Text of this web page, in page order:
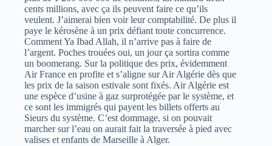
cents millions, avec ça ils peuvent faire ce qu’ils
veulent. J’aimerai bien voir leur comptabilité. De plus il
paye le kérosène à un prix défiant toute concurrence.
Comment Ya Ibad Allah, il n’arrive pas à faire de
l’argent. Poches trouées oui, un jour ça sortira comme
un boomerang. Sur la politique des prix, évidemment
Air France en profite et s’aligne sur Air Algérie dès que
les prix de la saison estivale sont fixés. Air Algérie est
une espèce d’usine à gaz surprotégée par le système, et
ce sont les immigrés qui payent les billets offerts au
Sieurs du système. C’est dommage, si on pouvait
marcher sur l’eau on aurait fait la traversée à pied avec
valises et enfants de Marseille à Alger.